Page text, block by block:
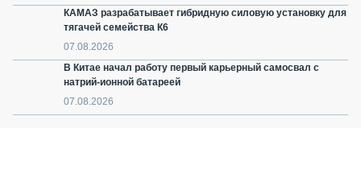
КАМАЗ разрабатывает гибридную силовую установку для
тягачей семейства К6
07.08.2026
В Китае начал работу первый карьерный самосвал с
натрий-ионной батареей
07.08.2026